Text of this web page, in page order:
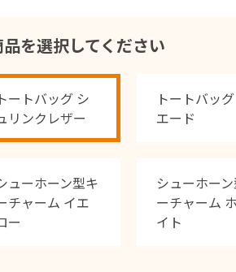
品を選択してください
トートバッグ シ
リンクレザー
トートバッ
エード
ューホーン型キ
チャーム イエ
ー
シューホー
ーチャーム
イト